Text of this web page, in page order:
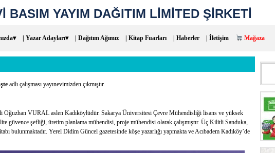
BASIM YAYIM DAĞITIM LİMİTED ŞİRKETİ
| Yazar Adayları▾ | Dağıtım Ağımız | Kitap Fuarları | Haberler | İletişim Mağaza
adlı çalışması yayınevimizden çıkmıştır.
Oğuzhan VURAL aslen Kadıköylüdür. Sakarya Üniversitesi Çevre Mühendisliği lisans ve yüksek
güvence şefliği, üretim planlama mühendisi, proje mühendisi olarak çalışmıştır. Üç Kilitli Sanduka,
bulunmaktadır. Yerel Didim Güncel gazetesinde köşe yazarlığı yapmakta ve Acıbadem Kadıköy’de